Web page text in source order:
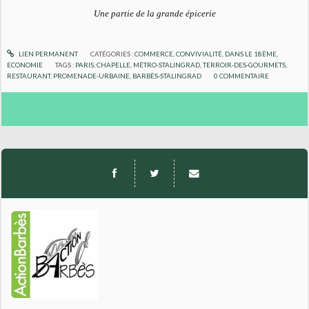
Une partie de la grande épicerie
LIEN PERMANENT CATÉGORIES :COMMERCE, CONVIVIALITÉ, DANS LE 18ÈME,
ECONOMIE
TAGS : PARIS ,CHAPELLE MÉTRO-STALINGRAD ,TERROIR-DES-GOURMETS
RESTAURANT, PROMENADE-URBAINE BARBÈS-STALINGRAD 0 COMMENTAIRE